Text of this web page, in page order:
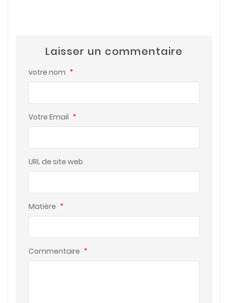
Laisser un commentaire
votre nom *
Votre Email *
URL de site web
Matière *
Commentaire *